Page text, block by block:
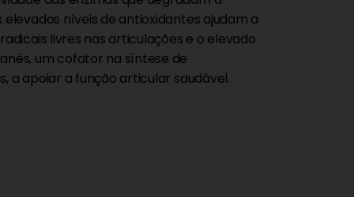
elevados níveis de antioxidantes ajudam a
livres nas articulações e o elevado
um cofator na síntese de
a apoiar a função articular saudável.